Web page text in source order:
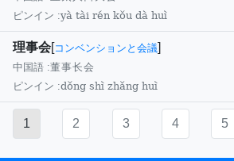
ピンイン :yà tài rén kǒu dà huì
理事会[コンベンションと会議]
中国語 :董事长会
ピンイン :dǒng shì zhǎng huì
1 2 3 4 5